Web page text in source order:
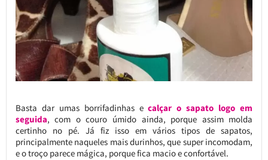
Basta dar umas borrifadinhas ecalçar o sapato logo em
seguida, com o couro úmido ainda, porque assim molda
certinho no pé. Já fiz isso em vários tipos de sapatos,
principalmente naqueles mais durinhos, que super incomodam,
e o troço parece mágica, porque fica macio e confortável.